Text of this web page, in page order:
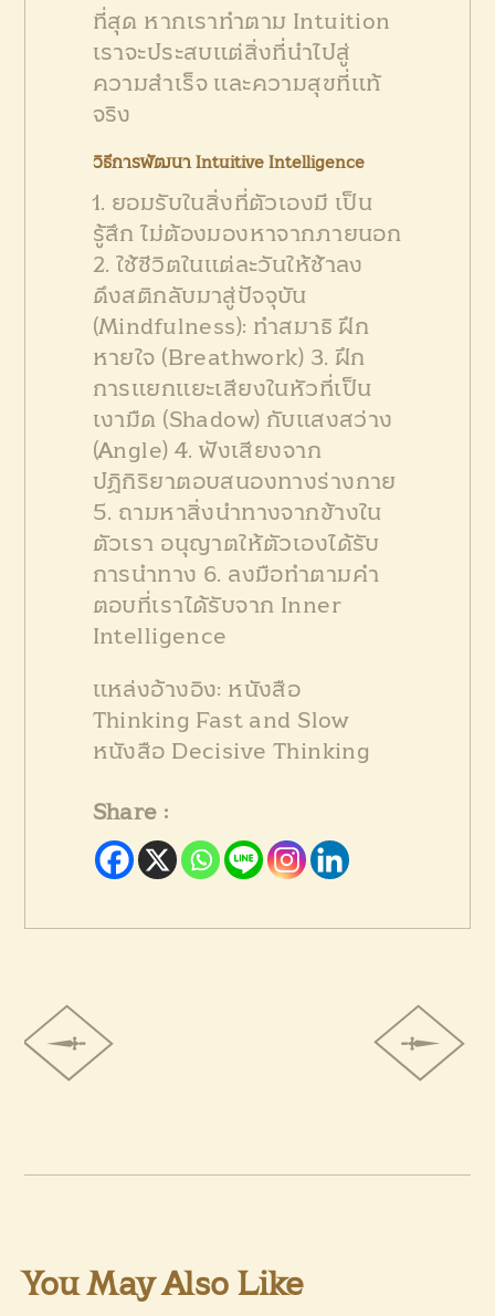
ที่สุด หากเราทำตาม Intuition
เราจะประสบแต่สิ่งที่นำไปสู่
ความสำเร็จ และความสุขที่แท้
จริง
วิธีการพัฒนา Intuitive Intelligence
1. ยอมรับในสิ่งที่ตัวเองมี เป็น
รู้สึก ไม่ต้องมองหาจากภายนอก
2. ใช้ชีวิตในแต่ละวันให้ช้าลง
ดึงสติกลับมาสู่ปัจจุบัน
(Mindfulness): ทำสมาธิ ฝึก
หายใจ (Breathwork) 3. ฝึก
การแยกแยะเสียงในหัวที่เป็น
เงามืด (Shadow) กับแสงสว่าง
(Angle) 4. ฟังเสียงจาก
ปฏิกิริยาตอบสนองทางร่างกาย
5. ถามหาสิ่งนำทางจากข้างใน
ตัวเรา อนุญาตให้ตัวเองได้รับ
การนำทาง 6. ลงมือทำตามคำ
ตอบที่เราได้รับจาก Inner
Intelligence
แหล่งอ้างอิง: หนังสือ
Thinking Fast and Slow
หนังสือ Decisive Thinking
Share :
You May Also Like